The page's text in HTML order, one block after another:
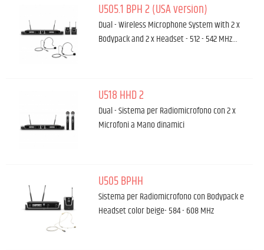
U505.1 BPH 2 (USA version)
Dual - Wireless Microphone System with 2 x
Bodypack and 2 x Headset - 512 - 542 MHz…
U518 HHD 2
Dual - Sistema per Radiomicrofono con 2 x
Microfoni a Mano dinamici
U505 BPHH
Sistema per Radiomicrofono con Bodypack e
Headset color beige- 584 - 608 MHz